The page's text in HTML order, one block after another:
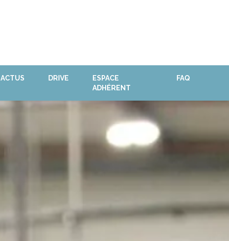
ACTUS DRIVE
ESPACE
ADHÉRENT
FAQ